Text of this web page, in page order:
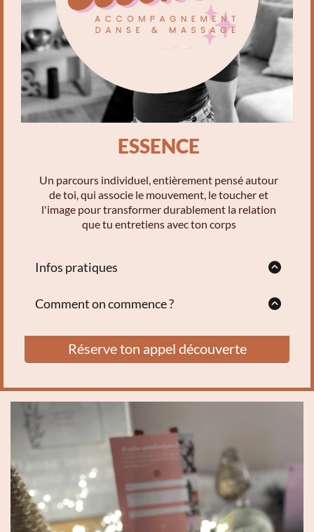
être effectués par carte bancaire ou en espèces. Un
paiement en plusieurs fois est possible pour les packs et
l'abonnement annuel.
ESSENCE
Un parcours individuel, entièrement pensé autour
de toi, qui associe le mouvement, le toucher et
l'image pour transformer durablement la relation
que tu entretiens avec ton corps
Infos pratiques
un accompagnement personnalisé,
une séance photo symbolique,
625€ soit 125€ la séance et la 6ème séance
offerte (comprenant la séance photo et 2
Paiement possible en plusieurs fois.
Pour celles qui veulent poursuivre après les 6
séances, des séances de suivis sont proposées
au tarif préférentiel de 90€ la séance.
Comment on commence ?
vous proposeun échange téléphonique gratuit
d’environ 20 minutes.
Ce moment nous permet de faire connaissance,
ensemble si cet accompagnement vous correspond.
Réserve ton appel découverte